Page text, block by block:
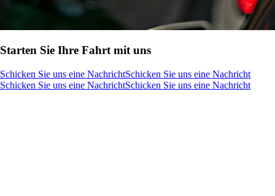
Starten Sie Ihre Fahrt mit uns
Schicken Sie uns eine NachrichtSchicken Sie uns eine Nachricht
Schicken Sie uns eine NachrichtSchicken Sie uns eine Nachricht